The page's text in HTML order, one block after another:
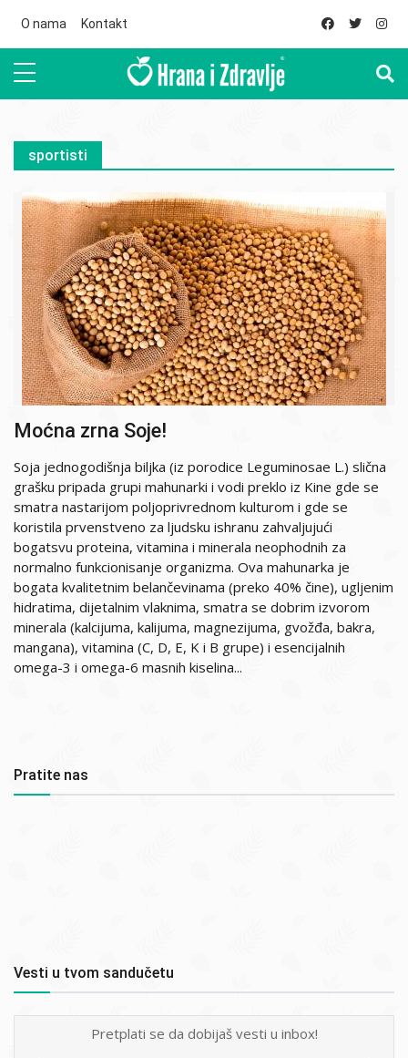
O nama Kontakt
sportisti
Moćna zrna Soje!
Soja jednogodišnja biljka (iz porodice Leguminosae L.) slična
grašku pripada grupi mahunarki i vodi preklo iz Kine gde se
smatra nastarijom poljoprivrednom kulturom i gde se
koristila prvenstveno za ljudsku ishranu zahvaljujući
bogatsvu proteina, vitamina i minerala neophodnih za
normalno funkcionisanje organizma. Ova mahunarka je
bogata kvalitetnim belančevinama (preko 40% čine), ugljenim
hidratima, dijetalnim vlaknima, smatra se dobrim izvorom
minerala (kalcijuma, kalijuma, magnezijuma, gvožđa, bakra,
mangana), vitamina (C, D, E, K i B grupe) i esencijalnih
omega-3 i omega-6 masnih kiselina...
Pratite nas
Vesti u tvom sandučetu
Pretplati se da dobijaš vesti u inbox!